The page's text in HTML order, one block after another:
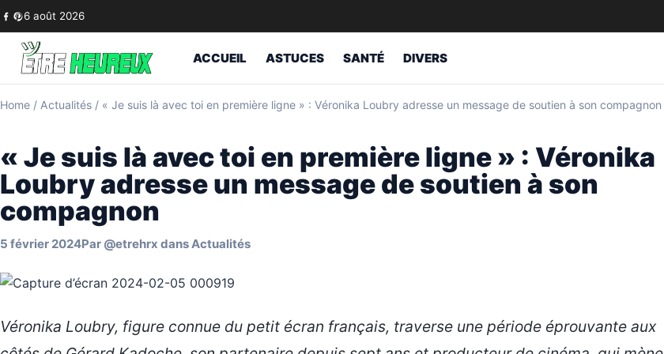
Skip to content
6 août 2026
ACCUEIL ASTUCES SANTÉ DIVERS
Home / Actualités / « Je suis là avec toi en première ligne » : Véronika Loubry adresse un message de soutien à son compagnon
« Je suis là avec toi en première ligne » : Véronika
Loubry adresse un message de soutien à son
compagnon
5 février 2024Par @etrehrx dansActualités
Véronika Loubry, figure connue du petit écran français, traverse une période éprouvante aux